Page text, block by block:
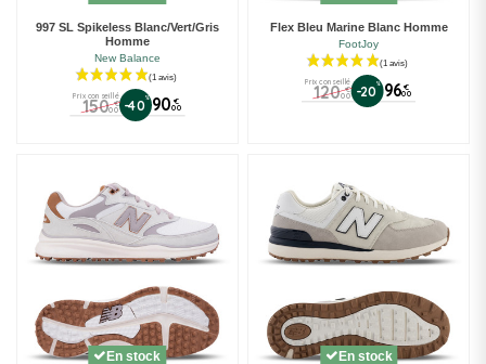
997 SL Spikeless Blanc/Vert/Gris
Homme
New Balance
Prix conseillé
150 €
00 -40 % 90 €
00
Flex Bleu Marine Blanc Homme
FootJoy
Prix conseillé
120 €
00 -20% 96 €
00
En stock En stock